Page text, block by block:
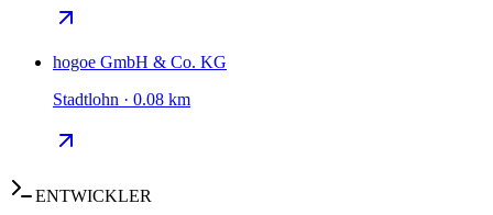
hogoe GmbH & Co. KG
Stadtlohn · 0.08 km
ENTWICKLER